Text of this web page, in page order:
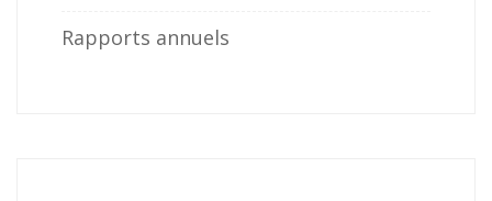
Rapports annuels